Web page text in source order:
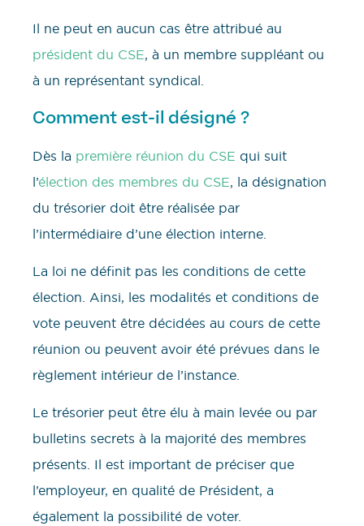
Il ne peut en aucun cas être attribué au
président du CSE, à un membre suppléant ou
à un représentant syndical.
Comment est-il désigné ?
Dès la première réunion du CSE qui suit
l’élection des membres du CSE, la désignation
du trésorier doit être réalisée par
l’intermédiaire d’une élection interne.
La loi ne définit pas les conditions de cette
élection. Ainsi, les modalités et conditions de
vote peuvent être décidées au cours de cette
réunion ou peuvent avoir été prévues dans le
règlement intérieur de l’instance.
Le trésorier peut être élu à main levée ou par
bulletins secrets à la majorité des membres
présents. Il est important de préciser que
l’employeur, en qualité de Président, a
également la possibilité de voter.